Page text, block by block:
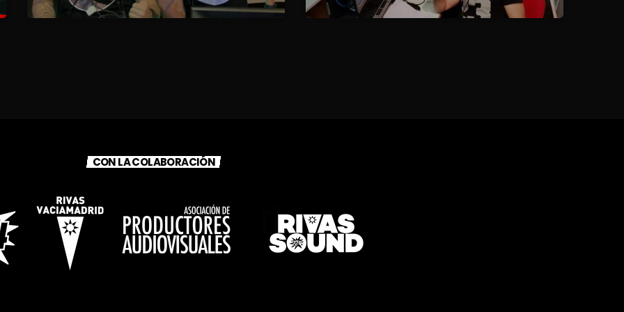
CON LA COLABORACIÓN